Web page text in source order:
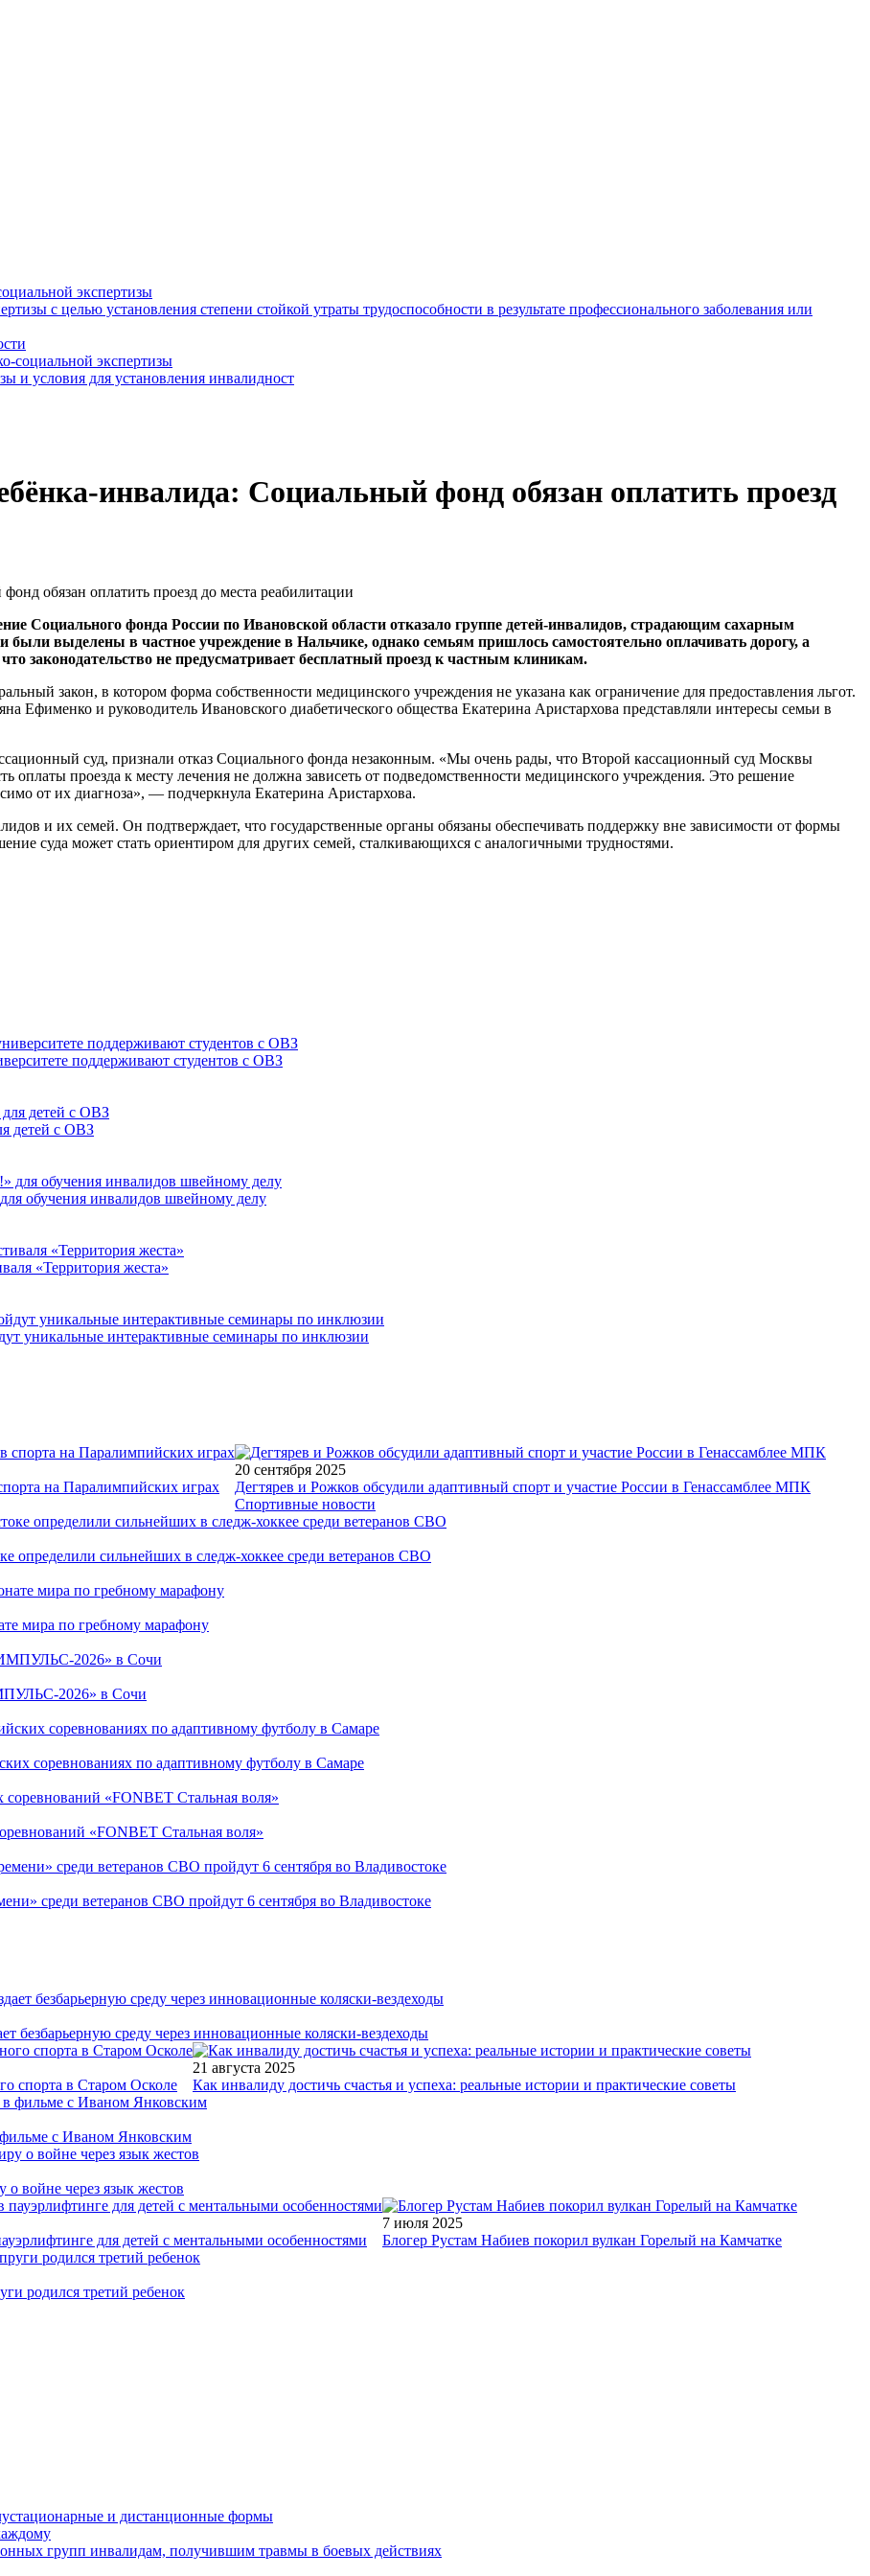
экспертизы
с целью установления степени стойкой утраты трудоспособности в результате профессионального заболевания или
социальной экспертизы
и условия для установления инвалидност
инвалида: Социальный фонд обязан оплатить проезд
Социального фонда России по Ивановской области отказало группе детей-инвалидов, страдающим сахарным
были выделены в частное учреждение в Нальчике, однако семьям пришлось самостоятельно оплачивать дорогу, а
законодательство не предусматривает бесплатный проезд к частным клиникам.
закон, в котором форма собственности медицинского учреждения не указана как ограничение для предоставления льгот.
Ефименко и руководитель Ивановского диабетического общества Екатерина Аристархова представляли интересы семьи в
суд, признали отказ Социального фонда незаконным. «Мы очень рады, что Второй кассационный суд Москвы
проезда к месту лечения не должна зависеть от подведомственности медицинского учреждения. Это решение
от их диагноза», — подчеркнула Екатерина Аристархова.
и их семей. Он подтверждает, что государственные органы обязаны обеспечивать поддержку вне зависимости от формы
суда может стать ориентиром для других семей, сталкивающихся с аналогичными трудностями.
поддерживают студентов с ОВЗ
детей с ОВЗ
обучения инвалидов швейному делу
«Территория жеста»
уникальные интерактивные семинары по инклюзии
на Паралимпийских играх
20 сентября 2025
Дегтярев и Рожков обсудили адаптивный спорт и участие России в Генассамблее МПК
Спортивные новости
определили сильнейших в следж-хоккее среди ветеранов СВО
мира по гребному марафону
2026» в Сочи
соревнованиях по адаптивному футболу в Самаре
«FONBET Стальная воля»
среди ветеранов СВО пройдут 6 сентября во Владивостоке
безбарьерную среду через инновационные коляски-вездеходы
спорта в Старом Осколе
21 августа 2025
Как инвалиду достичь счастья и успеха: реальные истории и практические советы
с Иваном Янковским
о войне через язык жестов
для детей с ментальными особенностями
7 июля 2025
Блогер Рустам Набиев покорил вулкан Горелый на Камчатке
родился третий ребенок
и дистанционные формы
групп инвалидам, получившим травмы в боевых действиях